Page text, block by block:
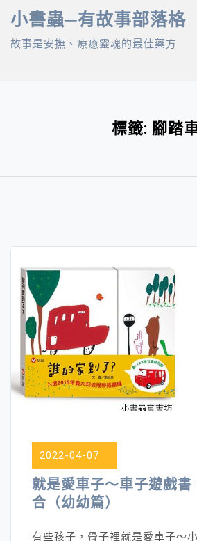
Skip
content
小書蟲─有故事部落格
故事是安撫、療癒靈魂的最佳藥方
標籤: 腳踏
2022-04-07
就是愛車子～車子遊戲書
合（幼幼篇）
有些孩子，骨子裡就是愛車子～